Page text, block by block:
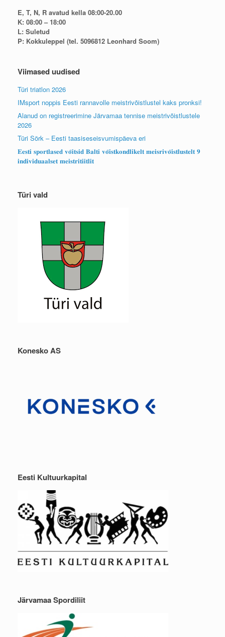
E, T, N, R avatud kella 08:00-20.00
K: 08:00 – 18:00
L: Suletud
P: Kokkuleppel (tel. 5096812 Leonhard Soom)
Viimased uudised
Türi triatlon 2026
IMsport noppis Eesti rannavolle meistrivõistlustel kaks pronksi!
Alanud on registreerimine Järvamaa tennise meistrivõistlustele
2026
Türi Sörk – Eesti taasiseseisvumispäeva eri
𝐄𝐞𝐬𝐭𝐢 𝐬𝐩𝐨𝐫𝐭𝐥𝐚𝐬𝐞𝐝 𝐯𝐨̃𝐢𝐭𝐬𝐢𝐝 𝐁𝐚𝐥𝐭𝐢 𝐯𝐨̃𝐢𝐬𝐭𝐤𝐨𝐧𝐝𝐥𝐢𝐤𝐞𝐥𝐭 𝐦𝐞𝐢𝐬𝐫𝐢𝐯𝐨̃𝐢𝐬𝐭𝐥𝐮𝐬𝐭𝐞𝐥𝐭 𝟗
𝐢𝐧𝐝𝐢𝐯𝐢𝐝𝐮𝐚𝐚𝐥𝐬𝐞𝐭 𝐦𝐞𝐢𝐬𝐭𝐫𝐢𝐭𝐢𝐢𝐭𝐥𝐢𝐭
Türi vald
Konesko AS
Eesti Kultuurkapital
Järvamaa Spordiliit